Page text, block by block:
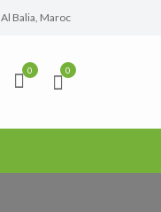
Balia, Maroc
0 0